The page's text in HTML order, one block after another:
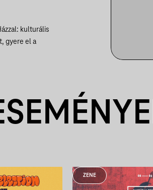
kulturális
gyere el a
ZENE